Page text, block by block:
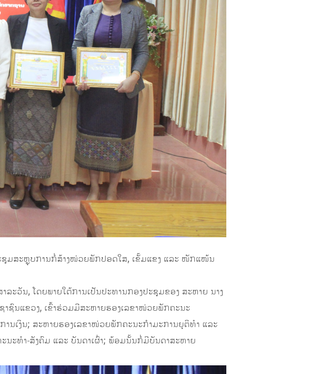
ມສະຫຼຸບການກໍ່ສ້າງໜ່ວຍພັກປອດໃສ, ເຂັ້ມແຂງ ແລະ ໜັກແໜ້ນ
ະວັນ, ໂດຍພາຍໃຕ້ການເປັນປະທານກອງປະຊຸມຂອງ ສະຫາຍ ນາງ
າຊົນແຂວງ, ເຂົ້າຮ່ວມມີສະຫາຍຮອງເລຂາໜ່ວຍພັກຄະນະ
ນເງິນ; ສະຫາຍຮອງເລຂາໜ່ວຍພັກຄະນະກໍາມະການຍຸຕິທໍາ ແລະ
ະທໍາ-ສັງຄົມ ແລະ ບັນດາເຜົ່າ; ພ້ອມນັ້ນກໍ່ມີບັນດາສະຫາຍ